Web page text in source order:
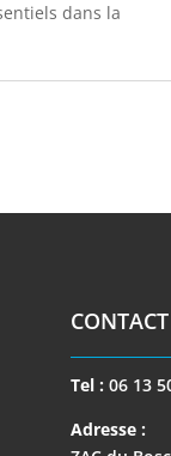
dans la
CONTACT
Tel : 06 13
Adresse :